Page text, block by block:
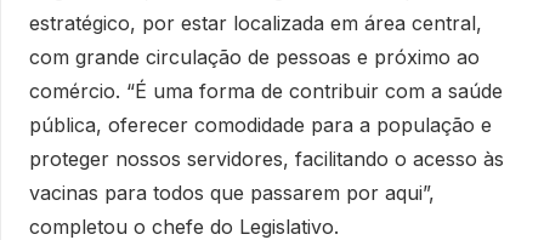
estratégico, por estar localizada em área central,
com grande circulação de pessoas e próximo ao
comércio. “É uma forma de contribuir com a saúde
pública, oferecer comodidade para a população e
proteger nossos servidores, facilitando o acesso às
vacinas para todos que passarem por aqui”,
completou o chefe do Legislativo.